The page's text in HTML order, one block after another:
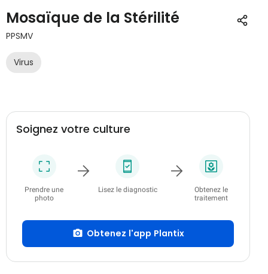
Mosaïque de la Stérilité
PPSMV
Virus
Soignez votre culture
Prendre une
photo
Lisez le diagnostic
Obtenez le
traitement
Obtenez l'app Plantix